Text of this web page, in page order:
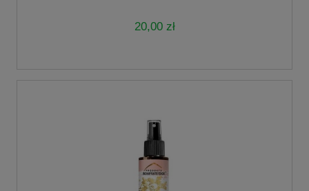
20,00 zł